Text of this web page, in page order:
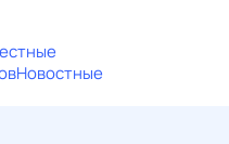
Новостные